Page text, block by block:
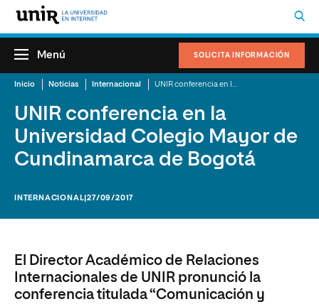
SOLICITA INFORMACIÓN
Menú
Inicio Noticias Internacional
UNIR conferencia en la
Universidad Colegio Mayor de
Cundinamarca de Bogotá
INTERNACIONAL |27/09/2017
El Director Académico de Relaciones
Internacionales de UNIR pronunció la
conferencia titulada “Comunicación y